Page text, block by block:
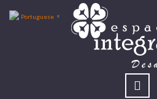
Portuguese ▼